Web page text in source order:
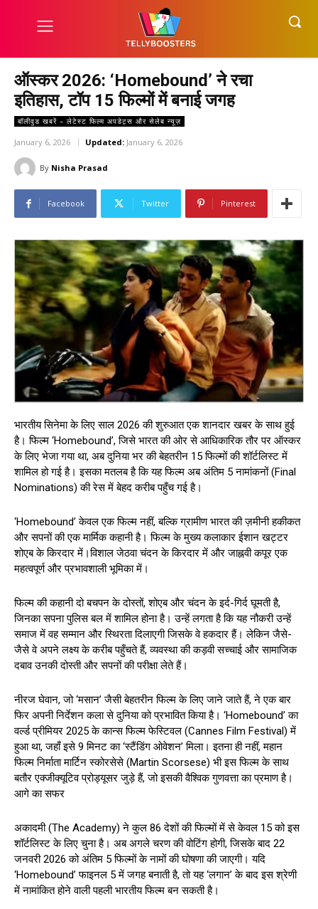
ऑस्कर 2026: ‘Homebound’ ने रचा
इतिहास, टॉप 15 फिल्मों में बनाई जगह
बॉलीवुड खबरें – लेटेस्ट फिल्म अपडेट्स और सेलेब न्यूज़
January 6, 2026 Updated: January 6, 2026
By Nisha Prasad
Facebook Twitter Pinterest
भारतीय सिनेमा के लिए साल 2026 की शुरुआत एक शानदार खबर के साथ हुई
है। फिल्म ‘Homebound’, जिसे भारत की ओर से आधिकारिक तौर पर ऑस्कर
के लिए भेजा गया था, अब दुनिया भर की बेहतरीन 15 फिल्मों की शॉर्टलिस्ट में
शामिल हो गई है। इसका मतलब है कि यह फिल्म अब अंतिम 5 नामांकनों (Final
Nominations) की रेस में बेहद करीब पहुँच गई है।
‘Homebound’ केवल एक फिल्म नहीं, बल्कि ग्रामीण भारत की ज़मीनी हकीकत
और सपनों की एक मार्मिक कहानी है। फिल्म के मुख्य कलाकार ईशान खट्टर
शोएब के किरदार में।विशाल जेठवा चंदन के किरदार में और जाह्नवी कपूर एक
महत्वपूर्ण और प्रभावशाली भूमिका में।
फिल्म की कहानी दो बचपन के दोस्तों, शोएब और चंदन के इर्द-गिर्द घूमती है,
जिनका सपना पुलिस बल में शामिल होना है। उन्हें लगता है कि यह नौकरी उन्हें
समाज में वह सम्मान और स्थिरता दिलाएगी जिसके वे हकदार हैं। लेकिन जैसे-
जैसे वे अपने लक्ष्य के करीब पहुँचते हैं, व्यवस्था की कड़वी सच्चाई और सामाजिक
दबाव उनकी दोस्ती और सपनों की परीक्षा लेते हैं।
नीरज घेवान, जो ‘मसान’ जैसी बेहतरीन फिल्म के लिए जाने जाते हैं, ने एक बार
फिर अपनी निर्देशन कला से दुनिया को प्रभावित किया है। ‘Homebound’ का
वर्ल्ड प्रीमियर 2025 के कान्स फिल्म फेस्टिवल (Cannes Film Festival) में
हुआ था, जहाँ इसे 9 मिनट का ‘स्टैंडिंग ओवेशन’ मिला। इतना ही नहीं, महान
फिल्म निर्माता मार्टिन स्कोरसेसे (Martin Scorsese) भी इस फिल्म के साथ
बतौर एक्जीक्यूटिव प्रोड्यूसर जुड़े हैं, जो इसकी वैश्विक गुणवत्ता का प्रमाण है।
आगे का सफर
अकादमी (The Academy) ने कुल 86 देशों की फिल्मों में से केवल 15 को इस
शॉर्टलिस्ट के लिए चुना है। अब अगले चरण की वोटिंग होगी, जिसके बाद 22
जनवरी 2026 को अंतिम 5 फिल्मों के नामों की घोषणा की जाएगी। यदि
‘Homebound’ फाइनल 5 में जगह बनाती है, तो यह ‘लगान’ के बाद इस श्रेणी
में नामांकित होने वाली पहली भारतीय फिल्म बन सकती है।